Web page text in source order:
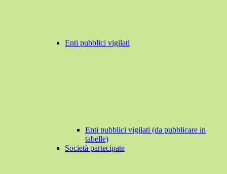
Enti pubblici vigilati
Enti pubblici vigilati (da pubblicare in
tabelle)
Società partecipate